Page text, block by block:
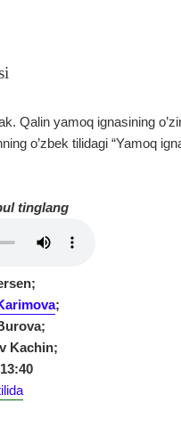
Qalin yamoq ignasining
o’zbek tilidagi “Yamoq
tinglang
;
Kachin;